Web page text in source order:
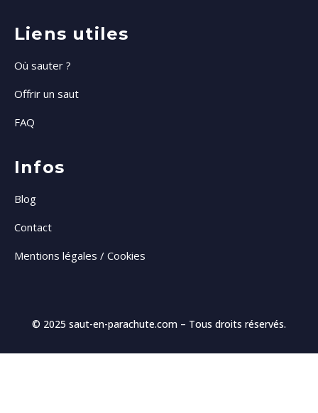
Liens utiles
Où sauter ?
Offrir un saut
FAQ
Infos
Blog
Contact
Mentions légales / Cookies
© 2025 saut-en-parachute.com – Tous droits réservés.